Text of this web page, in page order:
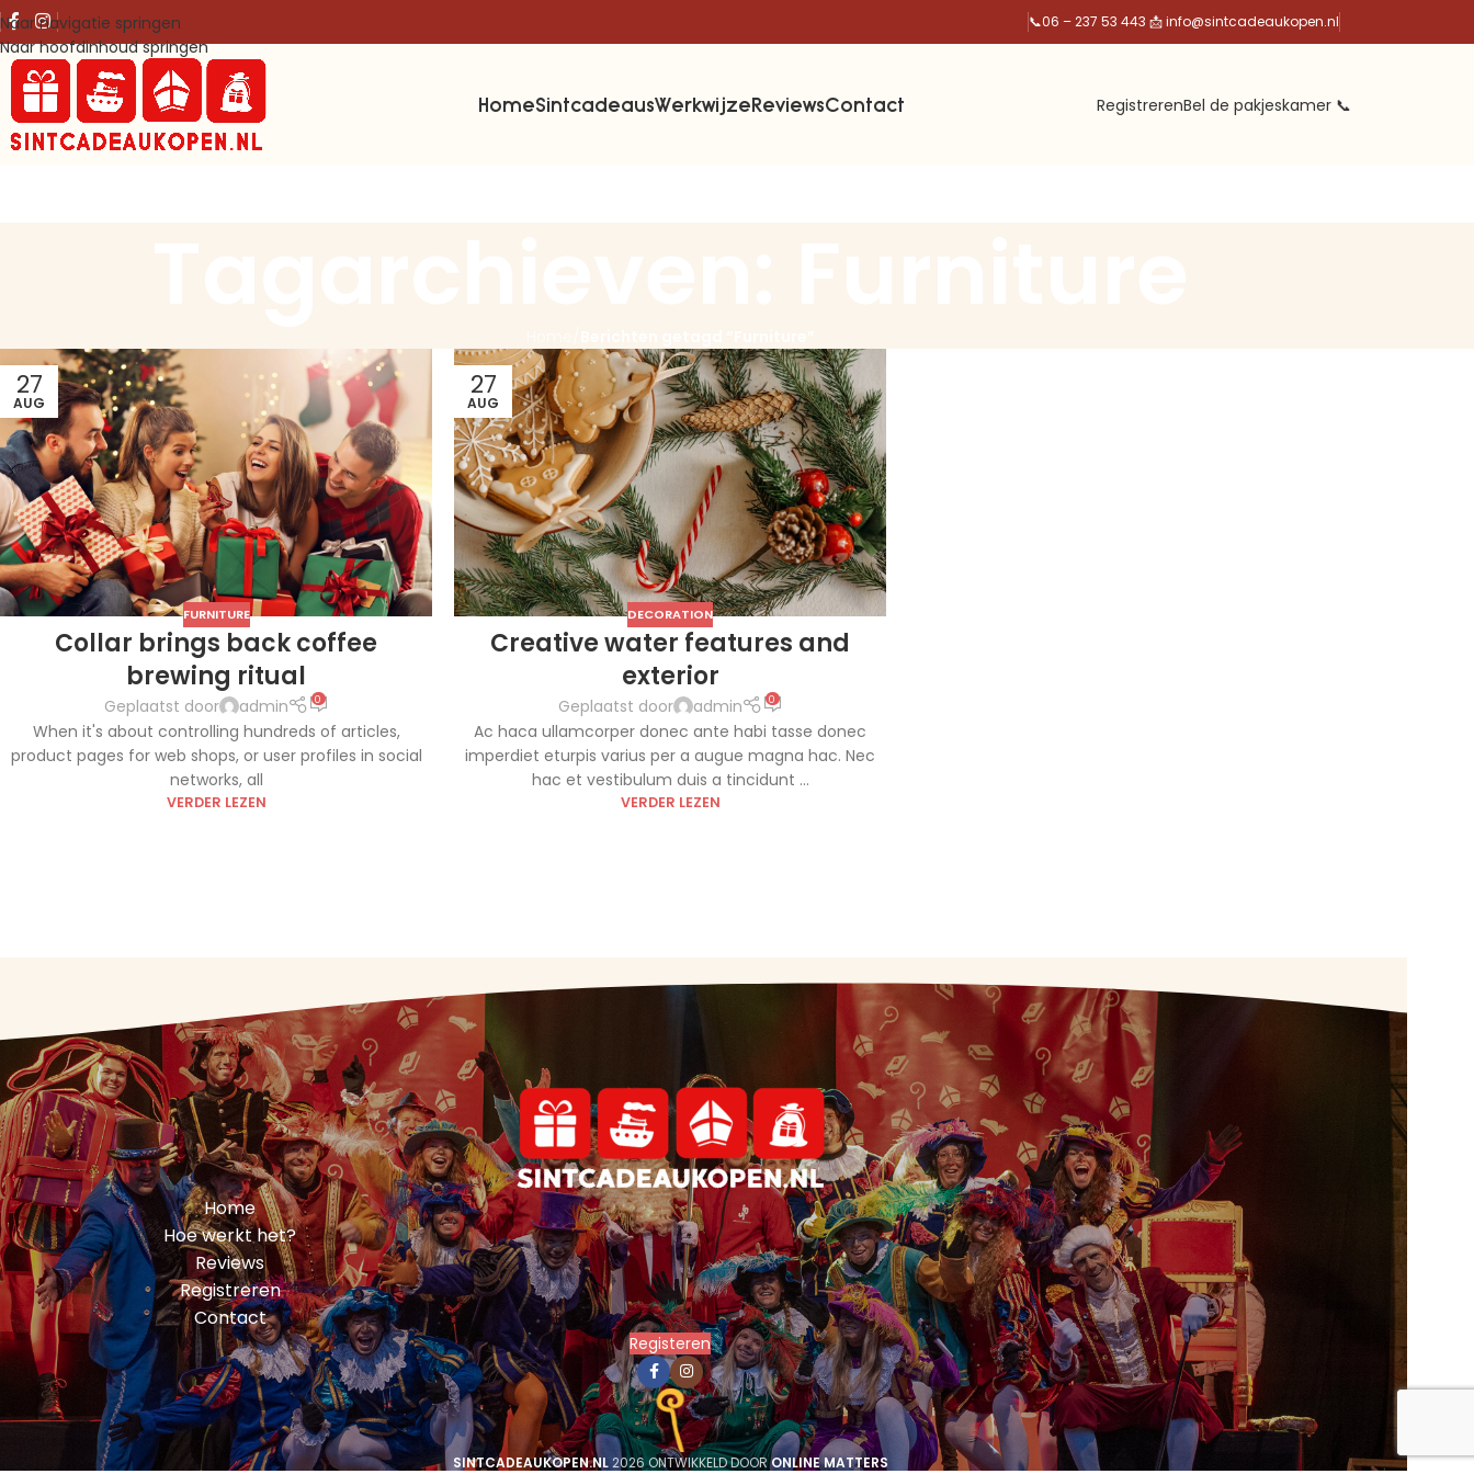
Naar navigatie springen
Naar hoofdinhoud springen
📞06 – 237 53 443 📩 info@sintcadeaukopen.nl
HomeSintcadeausWerkwijzeReviewsContact RegistrerenBel de pakjeskamer 📞
27
AUG
FURNITURE
Collar brings back coffee
brewing ritual
Geplaatst door admin 0
When it's about controlling hundreds of articles,
product pages for web shops, or user profiles in social
networks, all
VERDER LEZEN
27
AUG
DECORATION
Creative water features and
exterior
Geplaatst door admin 0
Ac haca ullamcorper donec ante habi tasse donec
imperdiet eturpis varius per a augue magna hac. Nec
hac et vestibulum duis a tincidunt ...
VERDER LEZEN
Home
Hoe werkt het?
Reviews
Registreren
Contact
Registeren
SINTCADEAUKOPEN.NL2026 ONTWIKKELD DOORONLINE MATTERS